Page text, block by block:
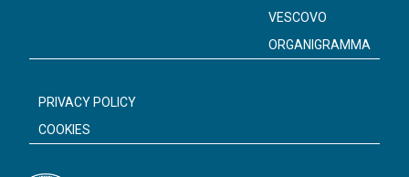
VESCOVO
ORGANIGRAMMA
PRIVACY POLICY
COOKIES